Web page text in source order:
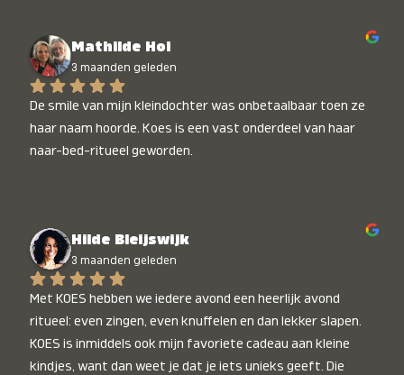
Mathilde Hol
3 maanden geleden
De smile van mijn kleindochter was onbetaalbaar toen ze
haar naam hoorde. Koes is een vast onderdeel van haar
naar-bed-ritueel geworden.
Hilde Bleijswijk
3 maanden geleden
Met KOES hebben we iedere avond een heerlijk avond
ritueel: even zingen, even knuffelen en dan lekker slapen.
KOES is inmiddels ook mijn favoriete cadeau aan kleine
kindjes, want dan weet je dat je iets unieks geeft. Die